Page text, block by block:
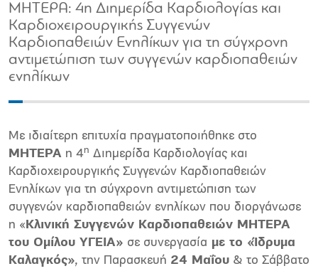
ΜΗΤΕΡΑ: 4η Διημερίδα Καρδιολογίας και
Καρδιοχειρουργικής Συγγενών
Καρδιοπαθειών Ενηλίκων για τη σύγχρονη
αντιμετώπιση των συγγενών καρδιοπαθειών
ενηλίκων
Με ιδιαίτερη επιτυχία πραγματοποιήθηκε στο
ΜΗΤΕΡΑ η 4η Διημερίδα Καρδιολογίας και
Καρδιοχειρουργικής Συγγενών Καρδιοπαθειών
Ενηλίκων για τη σύγχρονη αντιμετώπιση των
συγγενών καρδιοπαθειών ενηλίκων που διοργάνωσε
η «Κλινική Συγγενών Καρδιοπαθειών ΜΗΤΕΡΑ
του Ομίλου ΥΓΕΙΑ» σε συνεργασία με το «Ίδρυμα
Καλαγκός», την Παρασκευή 24 Μαΐου & το Σάββατο